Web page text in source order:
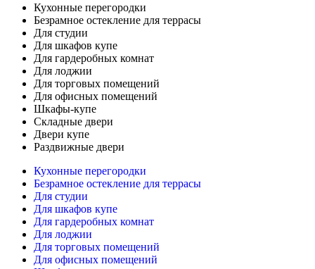
Кухонные перегородки
Безрамное остекление для террасы
Для студии
Для шкафов купе
Для гардеробных комнат
Для лоджии
Для торговых помещений
Для офисных помещений
Шкафы-купе
Складные двери
Двери купе
Раздвижные двери
Кухонные перегородки
Безрамное остекление для террасы
Для студии
Для шкафов купе
Для гардеробных комнат
Для лоджии
Для торговых помещений
Для офисных помещений